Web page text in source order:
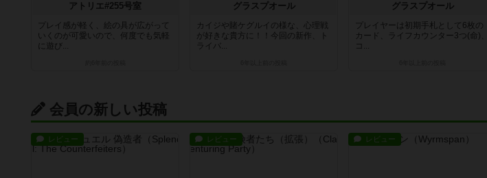
アトリエ#255号室
プレイ感が軽く、絵の具が広がって
いくのが可愛いので、何度でも気軽
に遊び...
グラスプオール
カイジや賭ケグルイの様な、心理戦
が好きな貴方に！！今回の新作、ト
ライバ...
グラスプオール
プレイヤーは初期手札として6枚の
カード、ライフカウンター3つ(命)、
コ...
会員の新しい投稿
レビュー レビュー レビュー